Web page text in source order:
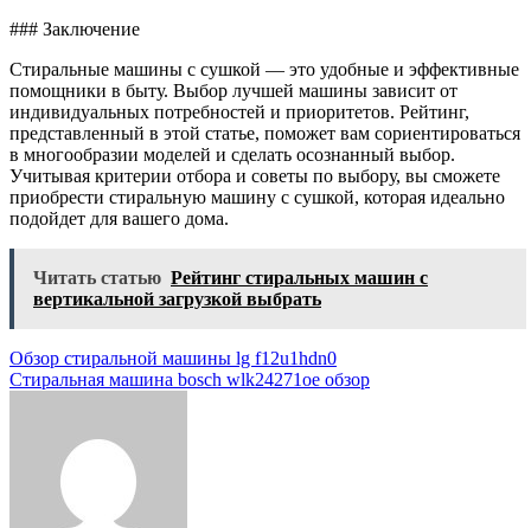
### Заключение
Стиральные машины с сушкой — это удобные и эффективные
помощники в быту. Выбор лучшей машины зависит от
индивидуальных потребностей и приоритетов. Рейтинг,
представленный в этой статье, поможет вам сориентироваться
в многообразии моделей и сделать осознанный выбор.
Учитывая критерии отбора и советы по выбору, вы сможете
приобрести стиральную машину с сушкой, которая идеально
подойдет для вашего дома.
Читать статью Рейтинг стиральных машин с
вертикальной загрузкой выбрать
Навигация
по
Обзор стиральной машины lg f12u1hdn0
Стиральная машина bosch wlk24271oe обзор